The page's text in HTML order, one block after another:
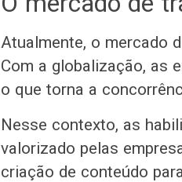
Atualmente, o mercado
Com a globalização, as
o que torna a
Nesse contexto, as
valorizado pelas
criação de conteúdo